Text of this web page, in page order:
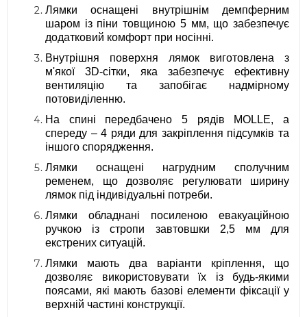
Лямки оснащені внутрішнім демпферним
шаром із піни товщиною 5 мм, що забезпечує
додатковий комфорт при носінні.
Внутрішня поверхня лямок виготовлена з
м'якої 3D-сітки, яка забезпечує ефективну
вентиляцію та запобігає надмірному
потовиділенню.
На спині передбачено 5 рядів MOLLE, а
спереду – 4 ряди для закріплення підсумків та
іншого спорядження.
Лямки оснащені нагрудним сполучним
ременем, що дозволяє регулювати ширину
лямок під індивідуальні потреби.
Лямки обладнані посиленою евакуаційною
ручкою із стропи завтовшки 2,5 мм для
екстрених ситуацій.
Лямки мають два варіанти кріплення, що
дозволяє використовувати їх із будь-якими
поясами, які мають базові елементи фіксації у
верхній частині конструкції.